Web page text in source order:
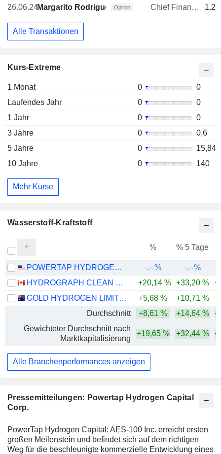
Pressemitteilungen: Powertap Hydrogen Capital
Corp.
PowerTap Hydrogen Capital: AES-100 Inc. erreicht ersten
großen Meilenstein und befindet sich auf dem richtigen
Weg für die beschleunigte kommerzielle Entwicklung eines
Kurs-Extreme
1 Monat 0
0
Laufendes Jahr
0
0
1 Jahr
0
0
3 Jahre
0
0,6
5 Jahre
0
15,84
10 Jahre
0 140
Mehr Kurse
26.06.24Margarito Rodriguez Option Chief Financial Officer (CFO)
Alle Transaktionen
Wasserstoff-Kraftstoff
% % 5 Tage
POWERTAP HYDROGEN CAPITAL CORP. -.--%
-.--%
HYDROGRAPH CLEAN POWER INC.
+20,14 % +33,20 %
GOLD HYDROGEN LIMITED
+5,68 % +10,71 %
Durchschnitt
+8,61 % +14,64 %
Gewichteter Durchschnitt nach
Marktkapitalisierung
+19,65 % +32,44 %
Alle Branchenperformances anzeigen